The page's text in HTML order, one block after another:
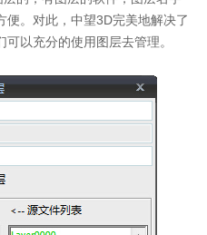
。对此，中望3D完美地解决了
以充分的使用图层去管理。